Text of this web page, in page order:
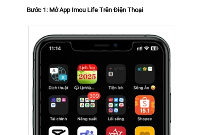
Bước 1: Mở App Imou Life Trên Điện Thoại